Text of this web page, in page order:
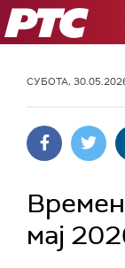
РТС
СУБОТА,
мај